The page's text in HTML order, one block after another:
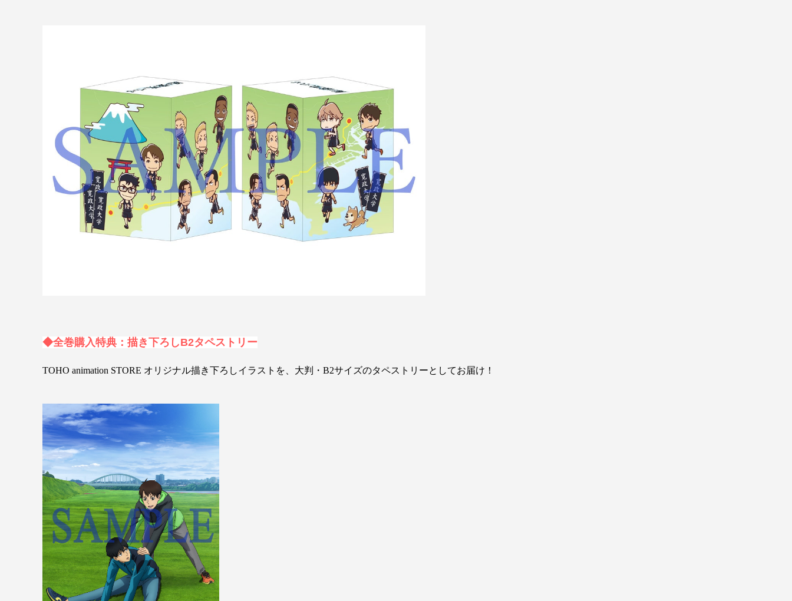
◆全巻購入特典：描き下ろしB2タペストリー
TOHO animation STORE オリジナル描き下ろしイラストを、大判・B2サイズのタペストリーとしてお届け！